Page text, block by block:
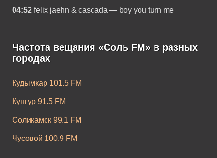
04:52 felix jaehn & cascada — boy you turn me
Частота вещания «Соль FM» в разных
городах
Кудымкар 101.5 FM
Кунгур 91.5 FM
Соликамск 99.1 FM
Чусовой 100.9 FM